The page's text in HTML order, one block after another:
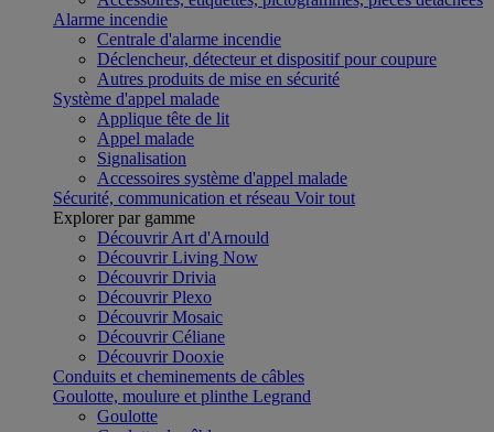
Alarme incendie
Centrale d'alarme incendie
Déclencheur, détecteur et dispositif pour coupure
Autres produits de mise en sécurité
Système d'appel malade
Applique tête de lit
Appel malade
Signalisation
Accessoires système d'appel malade
Sécurité, communication et réseau Voir tout
Explorer par gamme
Découvrir Art d'Arnould
Découvrir Living Now
Découvrir Drivia
Découvrir Plexo
Découvrir Mosaic
Découvrir Céliane
Découvrir Dooxie
Conduits et cheminements de câbles
Goulotte, moulure et plinthe Legrand
Goulotte